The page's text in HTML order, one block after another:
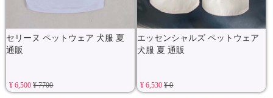
セリーヌ ペットウェア 犬服 夏
通販
¥ 6,500¥ 7700
エッセンシャルズ ペットウェア
犬服 夏 通販
¥ 6,530¥ 0